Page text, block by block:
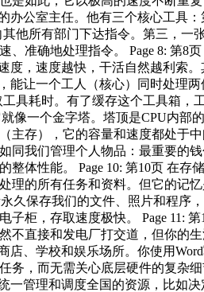
公室主任。他有三个核心工具
他所有部门下达指令。第三，
准确地处理指令。 Page 8: 第8
，速度越快，干活自然越利索
让一个工人（核心）同时处理
具耗时。有了缓存这个工具箱
像一个金字塔。塔顶是CPU内
主存），它的容量和速度都处
同我们管理个人物品：最重要的
整体性能。 Page 10: 第10页 在
理的所有任务和资料。但它的
久保存我们的文件、照片和程
子柜，存取速度极快。 Page
直接和发电厂打交道，但你的
店、学校和娱乐场所。你使用
，而无需关心底层硬件的复杂
一管理和调度全国的资源，比如